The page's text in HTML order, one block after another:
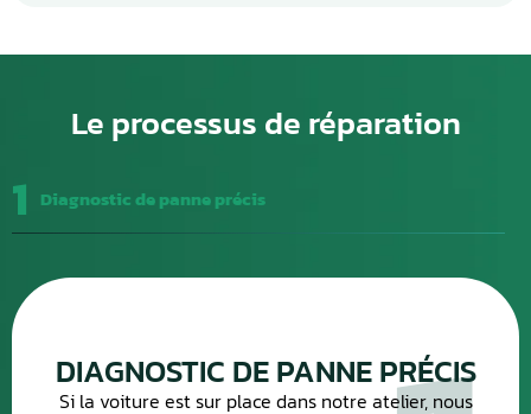
Le processus de réparation
1 Diagnostic de panne précis
DIAGNOSTIC DE PANNE PRÉCIS
Si la voiture est sur place dans notre atelier, nous